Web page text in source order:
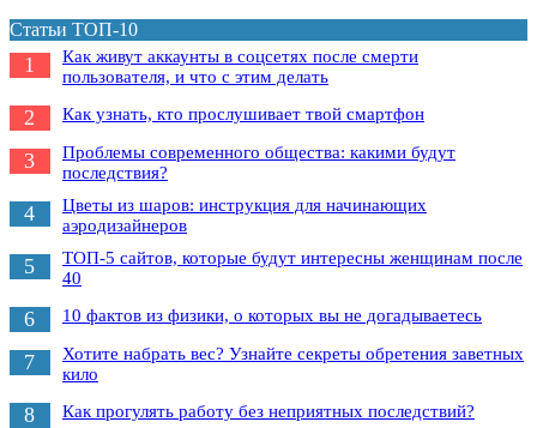
Статьи ТОП-10
1
Как живут аккаунты в соцсетях после смерти
пользователя, и что с этим делать
2 Как узнать, кто прослушивает твой смартфон
3
Проблемы современного общества: какими будут
последствия?
4
Цветы из шаров: инструкция для начинающих
аэродизайнеров
5
ТОП-5 сайтов, которые будут интересны женщинам после
40
6 10 фактов из физики, о которых вы не догадываетесь
7
Хотите набрать вес? Узнайте секреты обретения заветных
кило
8 Как прогулять работу без неприятных последствий?